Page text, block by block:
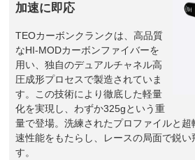
加速に即応
TEOカーボンクランクは、高品質
なHI-MODカーボンファイバーを
用い、独自のデュアルチャネル高
圧成形プロセスで製造されていま
す。この技術により徹底した軽量
化を実現し、わずか325gという重
量で登場。洗練されたプロファイルと
速性能をもたらし、レースの局面で鋭い
す。